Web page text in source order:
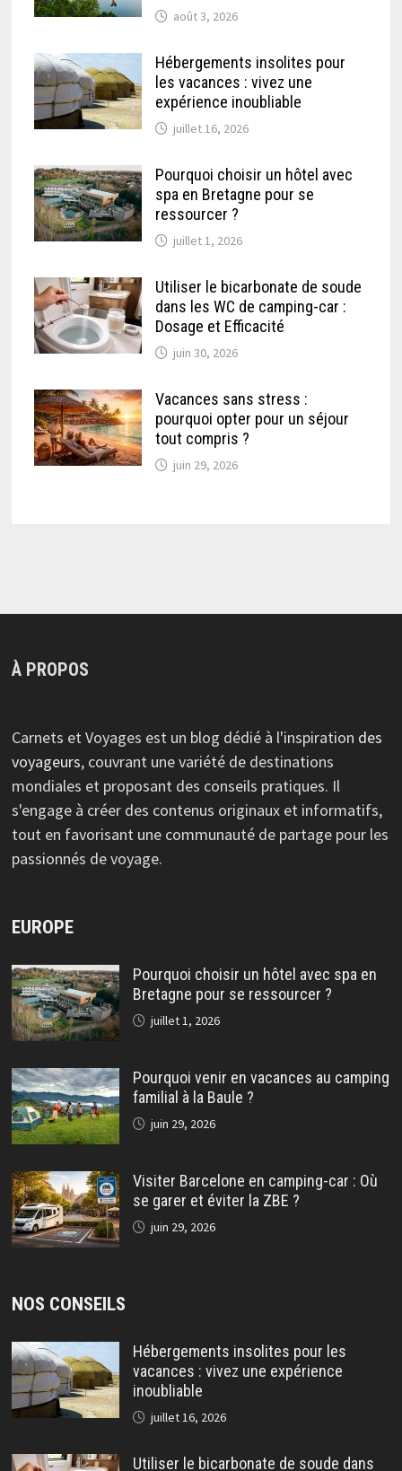
août 3, 2026
Hébergements insolites pour
les vacances : vivez une
expérience inoubliable
juillet 16, 2026
Pourquoi choisir un hôtel avec
spa en Bretagne pour se
ressourcer ?
juillet 1, 2026
Utiliser le bicarbonate de soude
dans les WC de camping-car :
Dosage et Efficacité
juin 30, 2026
Vacances sans stress :
pourquoi opter pour un séjour
tout compris ?
juin 29, 2026
À PROPOS
Carnets et Voyages est un blog dédié à l'inspiration des
voyageurs, couvrant une variété de destinations
mondiales et proposant des conseils pratiques. Il
s'engage à créer des contenus originaux et informatifs,
tout en favorisant une communauté de partage pour les
passionnés de voyage.
EUROPE
Pourquoi choisir un hôtel avec spa en
Bretagne pour se ressourcer ?
juillet 1, 2026
Pourquoi venir en vacances au camping
familial à la Baule ?
juin 29, 2026
Visiter Barcelone en camping-car : Où
se garer et éviter la ZBE ?
juin 29, 2026
NOS CONSEILS
Hébergements insolites pour les
vacances : vivez une expérience
inoubliable
juillet 16, 2026
Utiliser le bicarbonate de soude dans